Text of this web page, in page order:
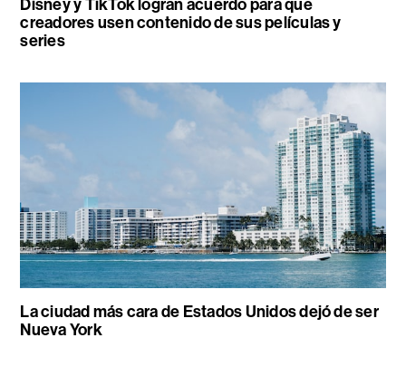
Disney y TikTok logran acuerdo para que
creadores usen contenido de sus películas y
series
La ciudad más cara de Estados Unidos dejó de ser
Nueva York